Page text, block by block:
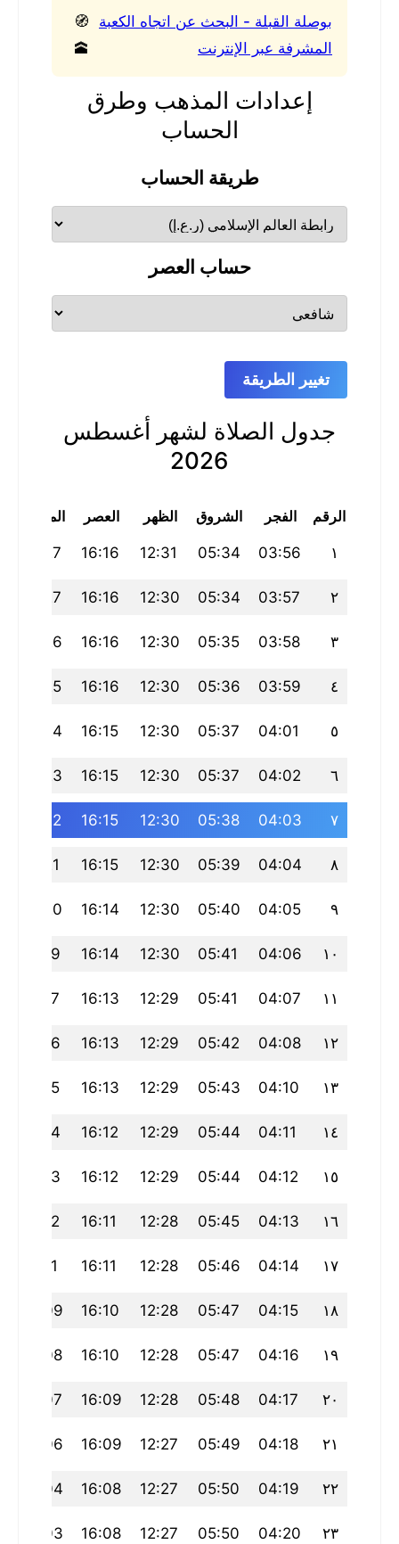
بوصلة القبلة - البحث عن اتجاه الكعبة
المشرفة عبر الإنترنت
🧭
🕋
إعدادات المذهب وطرق
الحساب
طريقة الحساب
حساب العصر
تغيير الطريقة
جدول الصلاة لشهر أغسطس
2026
الرقم الفجر الشروق الظهر العصر المغرب
١ 03:56
05:34
12:31
16:16
19:27
٢ 03:57
05:34
12:30
16:16
19:27
٣ 03:58
05:35
12:30
16:16
19:26
٤ 03:59
05:36
12:30
16:16
19:25
٥ 04:01
05:37
12:30
16:15
19:24
٦ 04:02
05:37
12:30
16:15
19:23
٧ 04:03
05:38
12:30
16:15
19:22
٨ 04:04
05:39
12:30
16:15
19:21
٩ 04:05
05:40
12:30
16:14
19:20
١٠ 04:06
05:41
12:30
16:14
19:19
١١ 04:07
05:41
12:29
16:13
19:17
١٢ 04:08
05:42
12:29
16:13
19:16
١٣ 04:10
05:43
12:29
16:13
19:15
١٤ 04:11
05:44
12:29
16:12
19:14
١٥ 04:12
05:44
12:29
16:12
19:13
١٦ 04:13
05:45
12:28
16:11
19:12
١٧ 04:14
05:46
12:28
16:11
19:11
١٨ 04:15
05:47
12:28
16:10
19:09
١٩ 04:16
05:47
12:28
16:10
19:08
٢٠ 04:17
05:48
12:28
16:09
19:07
٢١ 04:18
05:49
12:27
16:09
19:06
٢٢ 04:19
05:50
12:27
16:08
19:04
٢٣ 04:20
05:50
12:27
16:08
19:03